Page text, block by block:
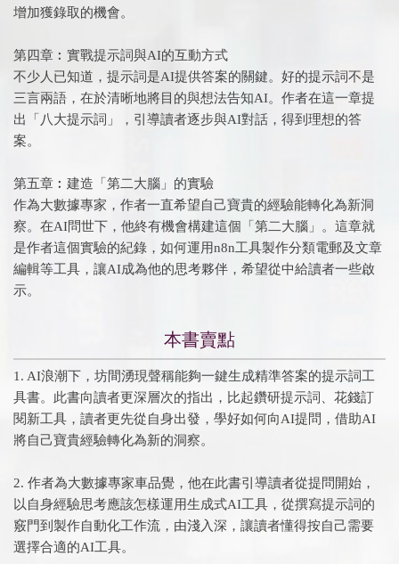
增加獲錄取的機會。
第四章︰實戰提示詞與AI的互動方式
不少人已知道，提示詞是AI提供答案的關鍵。好的提示詞不是
三言兩語，在於清晰地將目的與想法告知AI。作者在這一章提
出「八大提示詞」，引導讀者逐步與AI對話，得到理想的答
案。
第五章︰建造「第二大腦」的實驗
作為大數據專家，作者一直希望自己寶貴的經驗能轉化為新洞
察。在AI問世下，他終有機會構建這個「第二大腦」。這章就
是作者這個實驗的紀錄，如何運用n8n工具製作分類電郵及文章
編輯等工具，讓AI成為他的思考夥伴，希望從中給讀者一些啟
示。
本書賣點
1. AI浪潮下，坊間湧現聲稱能夠一鍵生成精準答案的提示詞工
具書。此書向讀者更深層次的指出，比起鑽研提示詞、花錢訂
閱新工具，讀者更先從自身出發，學好如何向AI提問，借助AI
將自己寶貴經驗轉化為新的洞察。
2. 作者為大數據專家車品覺，他在此書引導讀者從提問開始，
以自身經驗思考應該怎樣運用生成式AI工具，從撰寫提示詞的
竅門到製作自動化工作流，由淺入深，讓讀者懂得按自己需要
選擇合適的AI工具。